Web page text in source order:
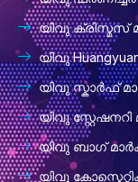
യിവു ക്രിസ്മസ്
യിവു
യിവു സ്കാർഫ്
യിവു സ്റ്റേഷനറി
യിവു ബാഗ്
യിവു